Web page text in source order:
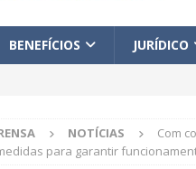
BENEFÍCIOS JURÍDICO
NOTÍCIAS
Com
para garantir